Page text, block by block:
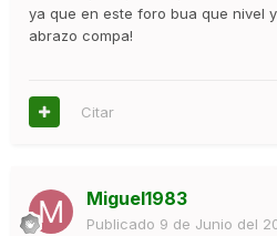
ya que en este foro bua que nivel
abrazo compa!
Citar
Miguel1983
Publicado 9 de Junio del